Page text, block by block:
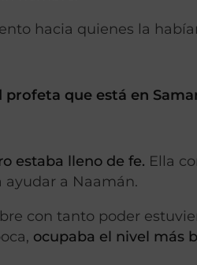
hacia quienes la
profeta que está en
estaba lleno de fe. Ella
ayudar a Naamán.
con tanto poder
ocupaba el nivel más